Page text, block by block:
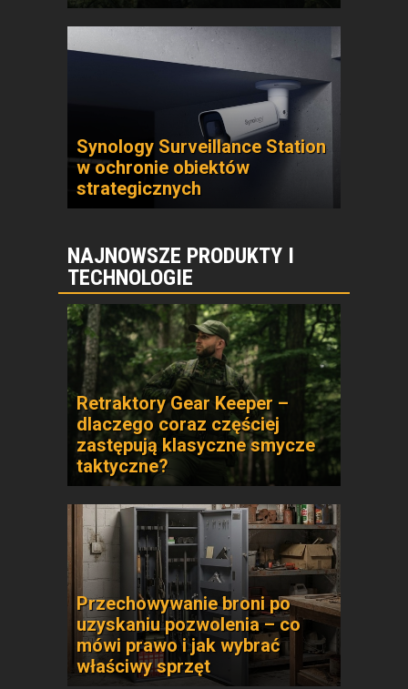
Synology Surveillance Station
w ochronie obiektów
strategicznych
NAJNOWSZE PRODUKTY I
TECHNOLOGIE
Retraktory Gear Keeper –
dlaczego coraz częściej
zastępują klasyczne smycze
taktyczne?
Przechowywanie broni po
uzyskaniu pozwolenia – co
mówi prawo i jak wybrać
właściwy sprzęt